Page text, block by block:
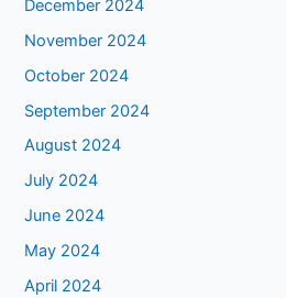
December 2024
November 2024
October 2024
September 2024
August 2024
July 2024
June 2024
May 2024
April 2024